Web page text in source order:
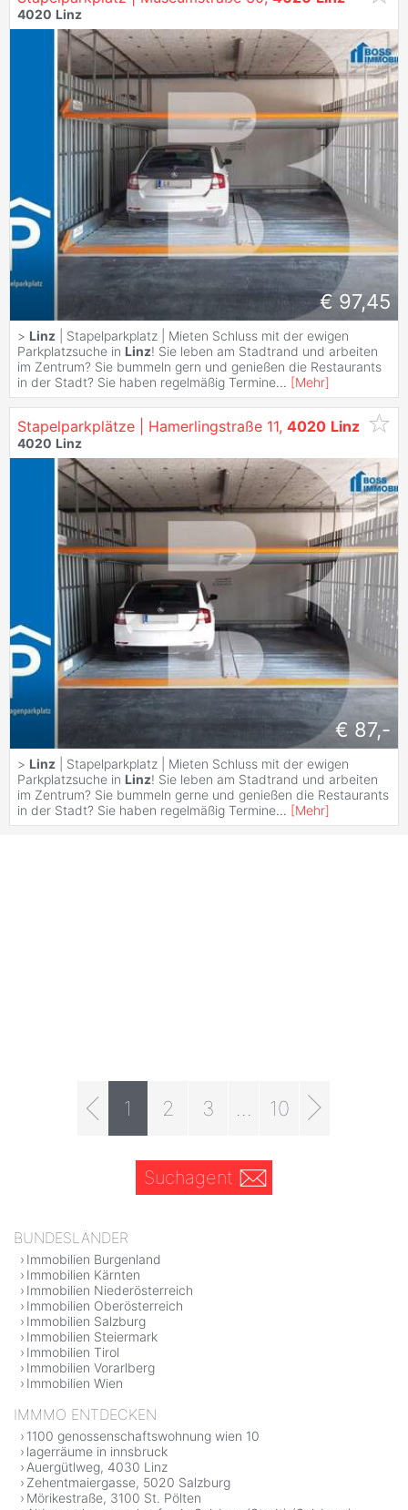
4020 Linz
€ 97,45
> Linz | Stapelparkplatz | Mieten Schluss mit der ewigen
Parkplatzsuche in Linz! Sie leben am Stadtrand und arbeiten
im Zentrum? Sie bummeln gern und genießen die Restaurants
in der Stadt? Sie haben regelmäßig Termine... [Mehr]
Stapelparkplätze | Hamerlingstraße 11, 4020 Linz
4020 Linz
€ 87,-
> Linz | Stapelparkplatz | Mieten Schluss mit der ewigen
Parkplatzsuche in Linz! Sie leben am Stadtrand und arbeiten
im Zentrum? Sie bummeln gerne und genießen die Restaurants
in der Stadt? Sie haben regelmäßig Termine... [Mehr]
1 2 3 10
Suchagent
BUNDESLÄNDER
Immobilien Burgenland
Immobilien Kärnten
Immobilien Niederösterreich
Immobilien Oberösterreich
Immobilien Salzburg
Immobilien Steiermark
Immobilien Tirol
Immobilien Vorarlberg
Immobilien Wien
IMMMO ENTDECKEN
1100 genossenschaftswohnung wien 10
lagerräume in innsbruck
Auergütlweg, 4030 Linz
Zehentmaiergasse, 5020 Salzburg
Mörikestraße, 3100 St. Pölten